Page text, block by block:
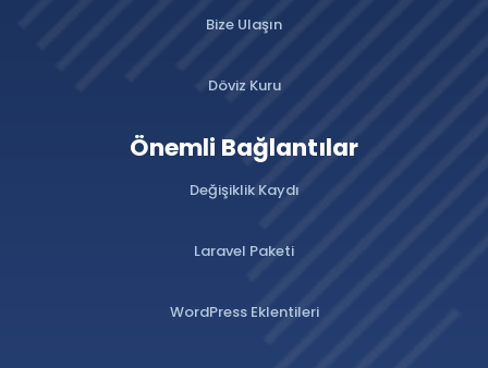
Bize Ulaşın
Döviz Kuru
Önemli Bağlantılar
Değişiklik Kaydı
Laravel Paketi
WordPress Eklentileri